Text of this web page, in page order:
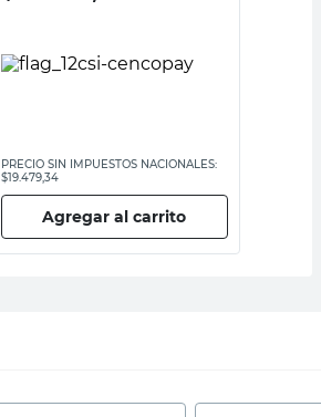
PRECIO SIN IMPUESTOS NACIONALES:
$19.479,34
Agregar al carrito